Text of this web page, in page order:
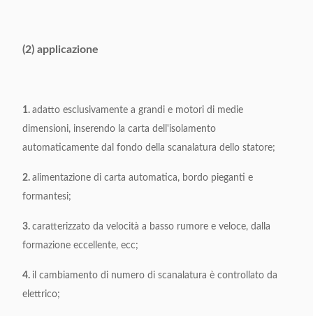
Perimetro
Lo spessore del
materiale
≤0.35mm
elettrica
(2) applicazione
1. adatto esclusivamente a grandi e motori di medie
dimensioni, inserendo la carta dell'isolamento
automaticamente dal fondo della scanalatura dello statore;
2. alimentazione di carta automatica, bordo pieganti e
formantesi;
3. caratterizzato da velocità a basso rumore e veloce, dalla
formazione eccellente, ecc;
4. il cambiamento di numero di scanalatura è controllato da
elettrico;